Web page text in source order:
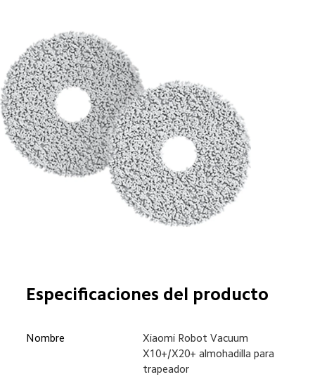
Especificaciones del producto
Nombre
Xiaomi Robot Vacuum
X10+/X20+ almohadilla para
trapeador